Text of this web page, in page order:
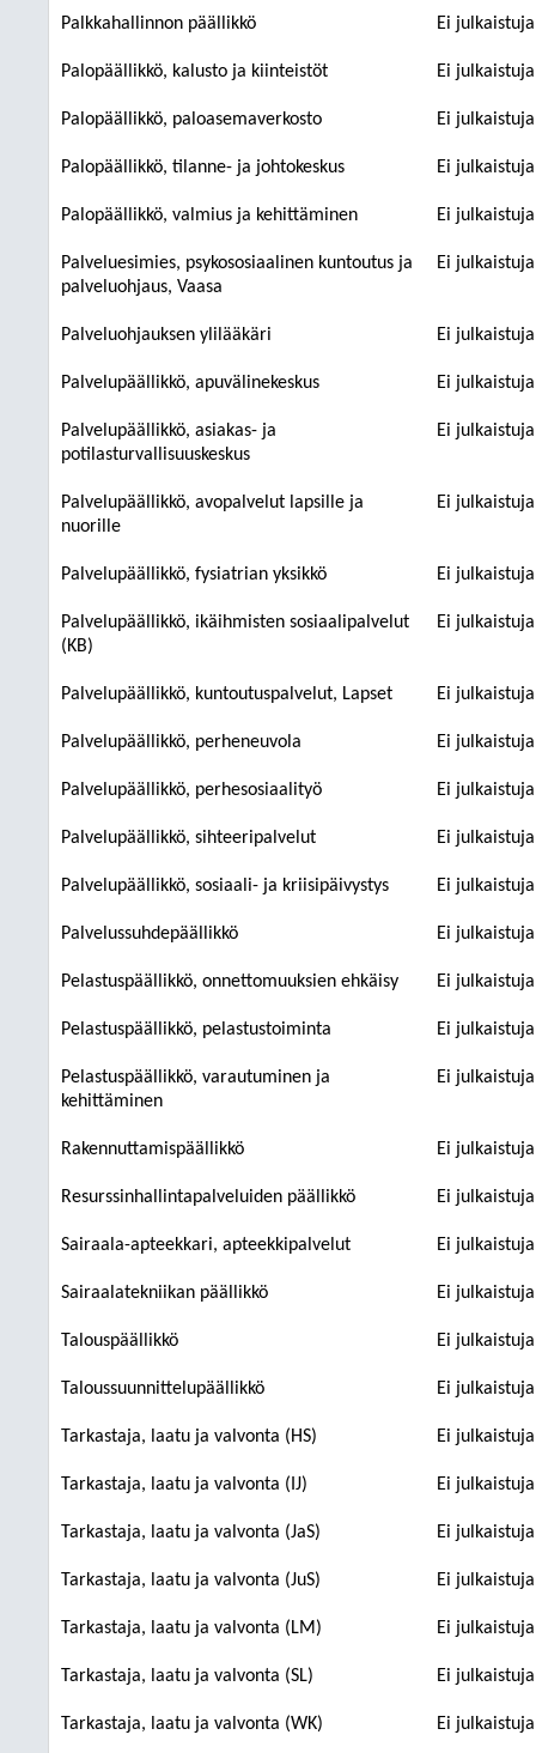
Palkkahallinnon päällikkö Ei
Palopäällikkö, kalusto ja kiinteistöt Ei
Palopäällikkö, paloasemaverkosto Ei
Palopäällikkö, tilanne- ja johtokeskus Ei
Palopäällikkö, valmius ja kehittäminen Ei
Palveluesimies, psykososiaalinen kuntoutus ja
palveluohjaus, Vaasa
Ei
Palveluohjauksen ylilääkäri Ei
Palvelupäällikkö, apuvälinekeskus Ei
Palvelupäällikkö, asiakas- ja
potilasturvallisuuskeskus
Ei
Palvelupäällikkö, avopalvelut lapsille ja
nuorille
Ei
Palvelupäällikkö, fysiatrian yksikkö Ei
Palvelupäällikkö, ikäihmisten sosiaalipalvelut
(KB)
Ei
Palvelupäällikkö, kuntoutuspalvelut, Lapset Ei
Palvelupäällikkö, perheneuvola Ei
Palvelupäällikkö, perhesosiaalityö Ei
Palvelupäällikkö, sihteeripalvelut Ei
Palvelupäällikkö, sosiaali- ja kriisipäivystys Ei
Palvelussuhdepäällikkö Ei
Pelastuspäällikkö, onnettomuuksien ehkäisy Ei
Pelastuspäällikkö, pelastustoiminta Ei
Pelastuspäällikkö, varautuminen ja
kehittäminen
Ei
Rakennuttamispäällikkö Ei
Resurssinhallintapalveluiden päällikkö Ei
Sairaala-apteekkari, apteekkipalvelut Ei
Sairaalatekniikan päällikkö Ei
Talouspäällikkö Ei
Taloussuunnittelupäällikkö Ei
Tarkastaja, laatu ja valvonta (HS) Ei
Tarkastaja, laatu ja valvonta (IJ) Ei
Tarkastaja, laatu ja valvonta (JaS) Ei
Tarkastaja, laatu ja valvonta (JuS) Ei
Tarkastaja, laatu ja valvonta (LM) Ei
Tarkastaja, laatu ja valvonta (SL) Ei
Tarkastaja, laatu ja valvonta (WK) Ei